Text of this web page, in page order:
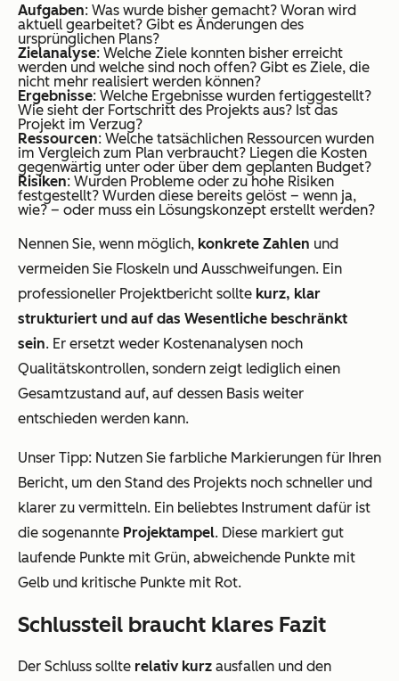
Aufgaben: Was wurde bisher gemacht? Woran wird
aktuell gearbeitet? Gibt es Änderungen des
ursprünglichen Plans?
Zielanalyse: Welche Ziele konnten bisher erreicht
werden und welche sind noch offen? Gibt es Ziele, die
nicht mehr realisiert werden können?
Ergebnisse: Welche Ergebnisse wurden fertiggestellt?
Wie sieht der Fortschritt des Projekts aus? Ist das
Projekt im Verzug?
Ressourcen: Welche tatsächlichen Ressourcen wurden
im Vergleich zum Plan verbraucht? Liegen die Kosten
gegenwärtig unter oder über dem geplanten Budget?
Risiken: Wurden Probleme oder zu hohe Risiken
festgestellt? Wurden diese bereits gelöst – wenn ja,
wie? – oder muss ein Lösungskonzept erstellt werden?
Nennen Sie, wenn möglich, konkrete Zahlen und
vermeiden Sie Floskeln und Ausschweifungen. Ein
professioneller Projektbericht sollte kurz, klar
strukturiert und auf das Wesentliche beschränkt
sein. Er ersetzt weder Kostenanalysen noch
Qualitätskontrollen, sondern zeigt lediglich einen
Gesamtzustand auf, auf dessen Basis weiter
entschieden werden kann.
Unser Tipp: Nutzen Sie farbliche Markierungen für Ihren
Bericht, um den Stand des Projekts noch schneller und
klarer zu vermitteln. Ein beliebtes Instrument dafür ist
die sogenannte Projektampel. Diese markiert gut
laufende Punkte mit Grün, abweichende Punkte mit
Gelb und kritische Punkte mit Rot.
Schlussteil braucht klares Fazit
Der Schluss sollte relativ kurz ausfallen und den